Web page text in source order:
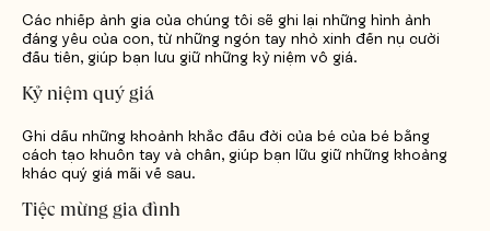
Các nhiếp ảnh gia của chúng tôi sẽ ghi lại những hình ảnh
đáng yêu của con, từ những ngón tay nhỏ xinh đến nụ cười
đầu tiên, giúp bạn lưu giữ những kỷ niệm vô giá.
Kỷ niệm quý giá
Ghi dấu những khoảnh khắc đầu đời của bé của bé bằng
cách tạo khuôn tay và chân, giúp bạn lữu giữ những khoảng
khác quý giá mãi về sau.
Tiệc mừng gia đình